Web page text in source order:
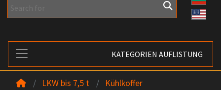
KATEGORIEN AUFLISTUNG
LKW bis 7,5 t Kühlkoffer